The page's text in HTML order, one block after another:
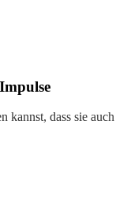
kannst, dass sie auch